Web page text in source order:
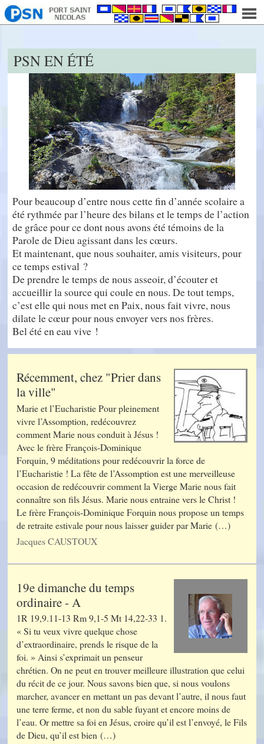
PSN EN ÉTÉ
Pour beaucoup d’entre nous cette fin d’année scolaire a
été rythmée par l’heure des bilans et le temps de l’action
de grâce pour ce dont nous avons été témoins de la
Parole de Dieu agissant dans les cœurs.
Et maintenant, que nous souhaiter, amis visiteurs, pour
ce temps estival ?
De prendre le temps de nous asseoir, d’écouter et
accueillir la source qui coule en nous. De tout temps,
c’est elle qui nous met en Paix, nous fait vivre, nous
dilate le cœur pour nous envoyer vers nos frères.
Bel été en eau vive !
Récemment, chez "Prier dans
la ville"
Marie et l’Eucharistie Pour pleinement
vivre l’Assomption, redécouvrez
comment Marie nous conduit à Jésus !
Avec le frère François-Dominique
Forquin, 9 méditations pour redécouvrir la force de
l’Eucharistie ! La fête de l’Assomption est une merveilleuse
occasion de redécouvrir comment la Vierge Marie nous fait
connaître son fils Jésus. Marie nous entraine vers le Christ !
Le frère François-Dominique Forquin nous propose un temps
de retraite estivale pour nous laisser guider par Marie (…)
Jacques CAUSTOUX
19e dimanche du temps
ordinaire - A
1R 19,9.11-13 Rm 9,1-5 Mt 14,22-33 1.
« Si tu veux vivre quelque chose
d’extraordinaire, prends le risque de la
foi. » Ainsi s’exprimait un penseur
chrétien. On ne peut en trouver meilleure illustration que celui
du récit de ce jour. Nous savons bien que, si nous voulons
marcher, avancer en mettant un pas devant l’autre, il nous faut
une terre ferme, et non du sable fuyant et encore moins de
l’eau. Or mettre sa foi en Jésus, croire qu’il est l’envoyé, le Fils
de Dieu, qu’il est bien (…)